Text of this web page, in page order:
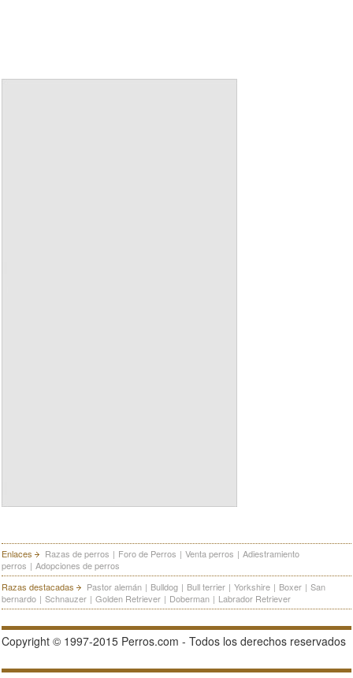
Enlaces Razas de perros | Foro de Perros | Venta perros | Adiestramiento
perros | Adopciones de perros
Razas destacadas
Pastor alemán | Bulldog | Bull terrier | Yorkshire | Boxer | San
bernardo | Schnauzer | Golden Retriever | Doberman | Labrador Retriever
Copyright © 1997-2015 Perros.com - Todos los derechos reservados